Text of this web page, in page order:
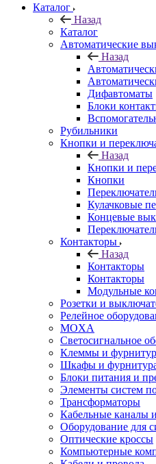
Каталог
Назад
Каталог
Автоматические
Назад
Дифавтоматы
Блоки
Рубильники
Кнопки и
Назад
Кнопки и
Кнопки
Кулачковые
Концевые
Контакторы
Назад
Контакторы
Контакторы
Модульные
Розетки и
Релейное
MOXA
Светосигнальное
Клеммы и
Шкафы и
Блоки питания и
Элементы систем
Трансформаторы
Кабельные каналы
Оборудование для
Оптические кроссы
Компьютерные